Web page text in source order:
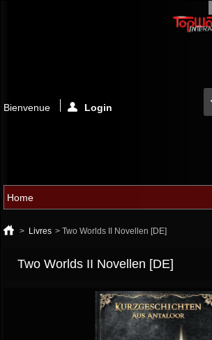
Bienvenue Login
> Livres > Two Worlds II Novellen [DE]
Two Worlds II Novellen [DE]